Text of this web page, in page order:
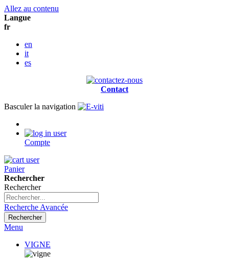
Allez au contenu
Langue
fr
en
it
es
Contact
Basculer la navigation
Compte
Panier
Rechercher
Rechercher
Recherche Avancée
Rechercher
Menu
VIGNE